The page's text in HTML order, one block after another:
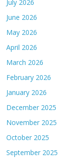
July 2026
June 2026
May 2026
April 2026
March 2026
February 2026
January 2026
December 2025
November 2025
October 2025
September 2025